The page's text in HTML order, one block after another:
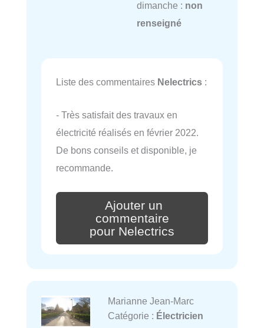
dimanche : non
renseigné
Liste des commentaires Nelectrics :
- Très satisfait des travaux en
électricité réalisés en février 2022.
De bons conseils et disponible, je
recommande.
Ajouter un
commentaire
pour Nelectrics
Marianne Jean-Marc
Catégorie : Électricien